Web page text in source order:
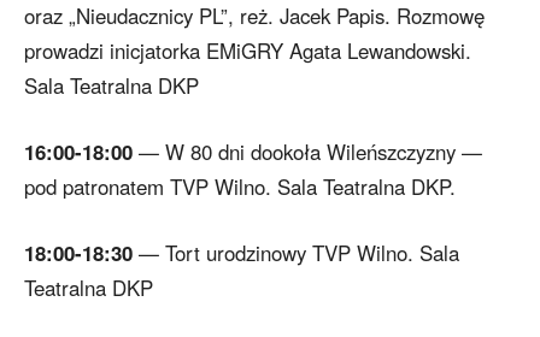
oraz „Nieudacznicy PL”, reż. Jacek Papis. Rozmowę
prowadzi inicjatorka EMiGRY Agata Lewandowski.
Sala Teatralna DKP
16:00-18:00 — W 80 dni dookoła Wileńszczyzny —
pod patronatem TVP Wilno. Sala Teatralna DKP.
18:00-18:30 — Tort urodzinowy TVP Wilno. Sala
Teatralna DKP